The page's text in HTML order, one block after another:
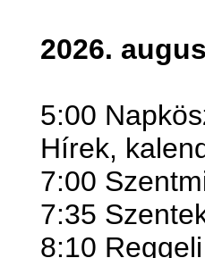
2026.
5:00
Hírek,
7:00
7:35
8:10